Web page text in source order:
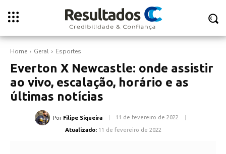
Home Geral Esportes
Everton X Newcastle: onde assistir
ao vivo, escalação, horário e as
últimas notícias
Por Filipe Siqueira 11 de fevereiro de 2022
Atualizado: 11 de fevereiro de 2022